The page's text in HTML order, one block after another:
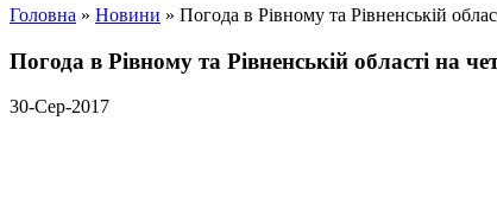
Головна » Новини » Погода в Рівному та Рівненській
Погода в Рівному та Рівненській області на
30-Сер-2017